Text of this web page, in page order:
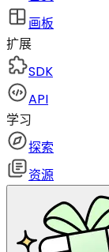
画板
扩展
SDK
API
学习
探索
资源